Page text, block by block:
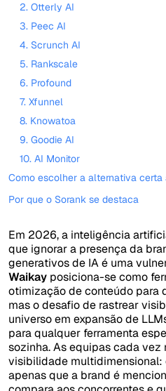
2. Otterly AI
3. Peec AI
4. Scrunch AI
5. Rankscale
6. Profound
7. Xfunnel
8. Knowatoa
9. Goodie AI
10. AI Monitor
Como escolher a alternativa certa
Por que o Sorank se destaca
Em 2026, a inteligência
que ignorar a presença da
generativos de IA é uma
Waikay posiciona-se como
otimização de conteúdo para
mas o desafio de rastrear
universo em expansão de
para qualquer ferramenta
sozinha. As equipas cada vez
visibilidade multidimensional:
apenas que a brand é